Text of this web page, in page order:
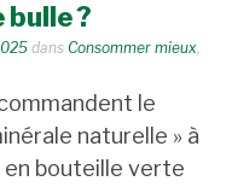
bulle ?
dans Consommer mieux,
le
naturelle » à
en bouteille verte